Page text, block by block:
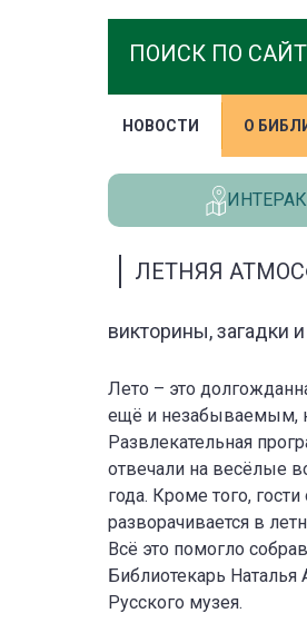
ПОИСК ПО
НОВОСТИ О
ЛЕТНЯЯ
викторины, загадки
Лето – это
ещё и незабываемым,
Развлекательная
отвечали на весёлые
года. Кроме того,
разворачивается в
Всё это помогло
Библиотекарь
Русского музея.